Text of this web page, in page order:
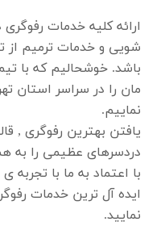
ارائه کلیه خدمات رفوگری
شویی و خدمات ترمیم
باشد. خوشحالیم که با
مان را در سراسر استان
نماییم.
یافتن بهترین رفوگری ,
دردسرهای عظیمی را به
ایده آل ترین خدمات
نمایید.